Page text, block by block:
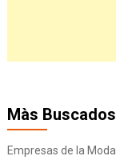
Màs Buscados
Empresas de la Moda